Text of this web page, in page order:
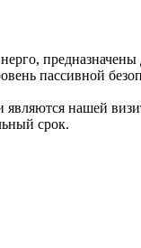
пассивной
нашей
срок.